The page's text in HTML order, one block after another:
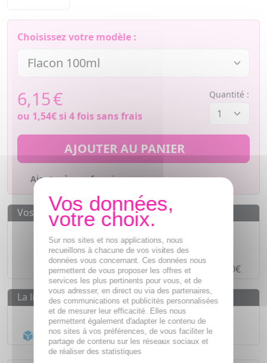
Choisissez votre modèle :
6,15€
ou 1,54€si 4 fois sans frais
Quantité :
AJOUTER AU PANIER
Ajouter à mes favoris
Vos avantages
Paiement en ligneSÉCURISÉ
Paiement en4 fois sans fraisà partir de 30€
La livraison
Livraison gratuite dès55€
Acheminement Chronoposten 24h*
Sur nos sites et nos applications, nous
recueillons à chacune de vos visites des
données vous concernant. Ces données nous
permettent de vous proposer les offres et
services les plus pertinents pour vous, et de
vous adresser, en direct ou via des partenaires,
des communications et publicités personnalisées
et de mesurer leur efficacité. Elles nous
permettent également d'adapter le contenu de
nos sites à vos préférences, de vous faciliter le
partage de contenu sur les réseaux sociaux et
de réaliser des statistiques